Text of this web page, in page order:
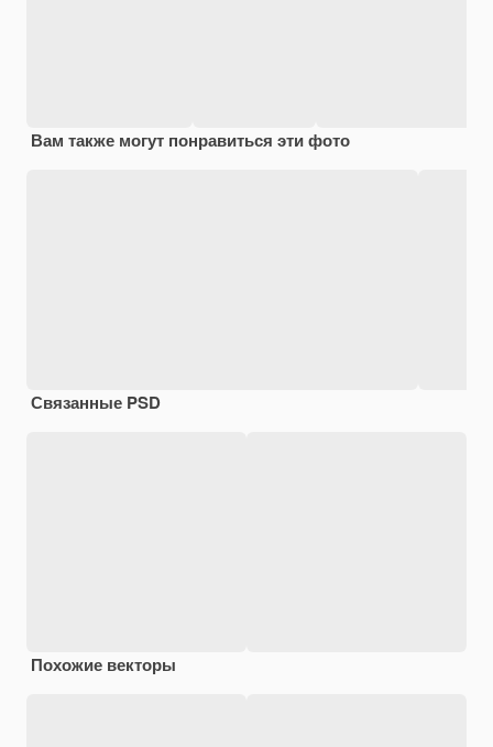
Вам также могут понравиться эти фото
Связанные PSD
Похожие векторы